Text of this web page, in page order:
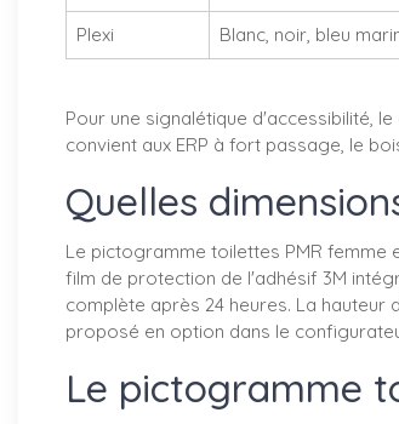
Plexi Blanc, noir, bleu
Pour une signalétique d'accessibilité,
convient aux ERP à fort passage, le
Quelles
Le pictogramme toilettes PMR femme
film de protection de l'adhésif 3M
complète après 24 heures. La
proposé en option dans le
Le pictogramme